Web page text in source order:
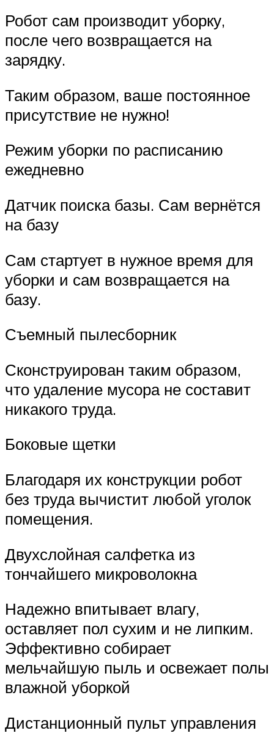
Робот сам производит уборку,
после чего возвращается на
зарядку.
Таким образом, ваше постоянное
присутствие не нужно!
Режим уборки по расписанию
ежедневно
Датчик поиска базы. Сам вернётся
на базу
Сам стартует в нужное время для
уборки и сам возвращается на
базу.
Съемный пылесборник
Сконструирован таким образом,
что удаление мусора не составит
никакого труда.
Боковые щетки
Благодаря их конструкции робот
без труда вычистит любой уголок
помещения.
Двухслойная салфетка из
тончайшего микроволокна
Надежно впитывает влагу,
оставляет пол сухим и не липким.
Эффективно собирает
мельчайшую пыль и освежает полы
влажной уборкой
Дистанционный пульт управления